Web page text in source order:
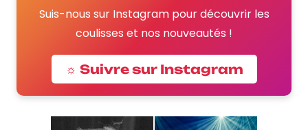
Suis-nous sur Instagram pour découvrir les
coulisses et nos nouveautés !
☼ Suivre sur Instagram